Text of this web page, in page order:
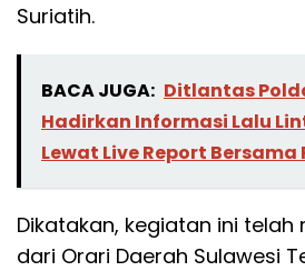
Suriatih.
BACA JUGA: Ditlantas
Hadirkan Informasi Lalu
Lewat Live Report Bersama
Dikatakan, kegiatan ini telah
dari Orari Daerah Sulawesi